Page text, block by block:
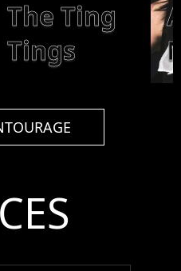
The Ting
Tings